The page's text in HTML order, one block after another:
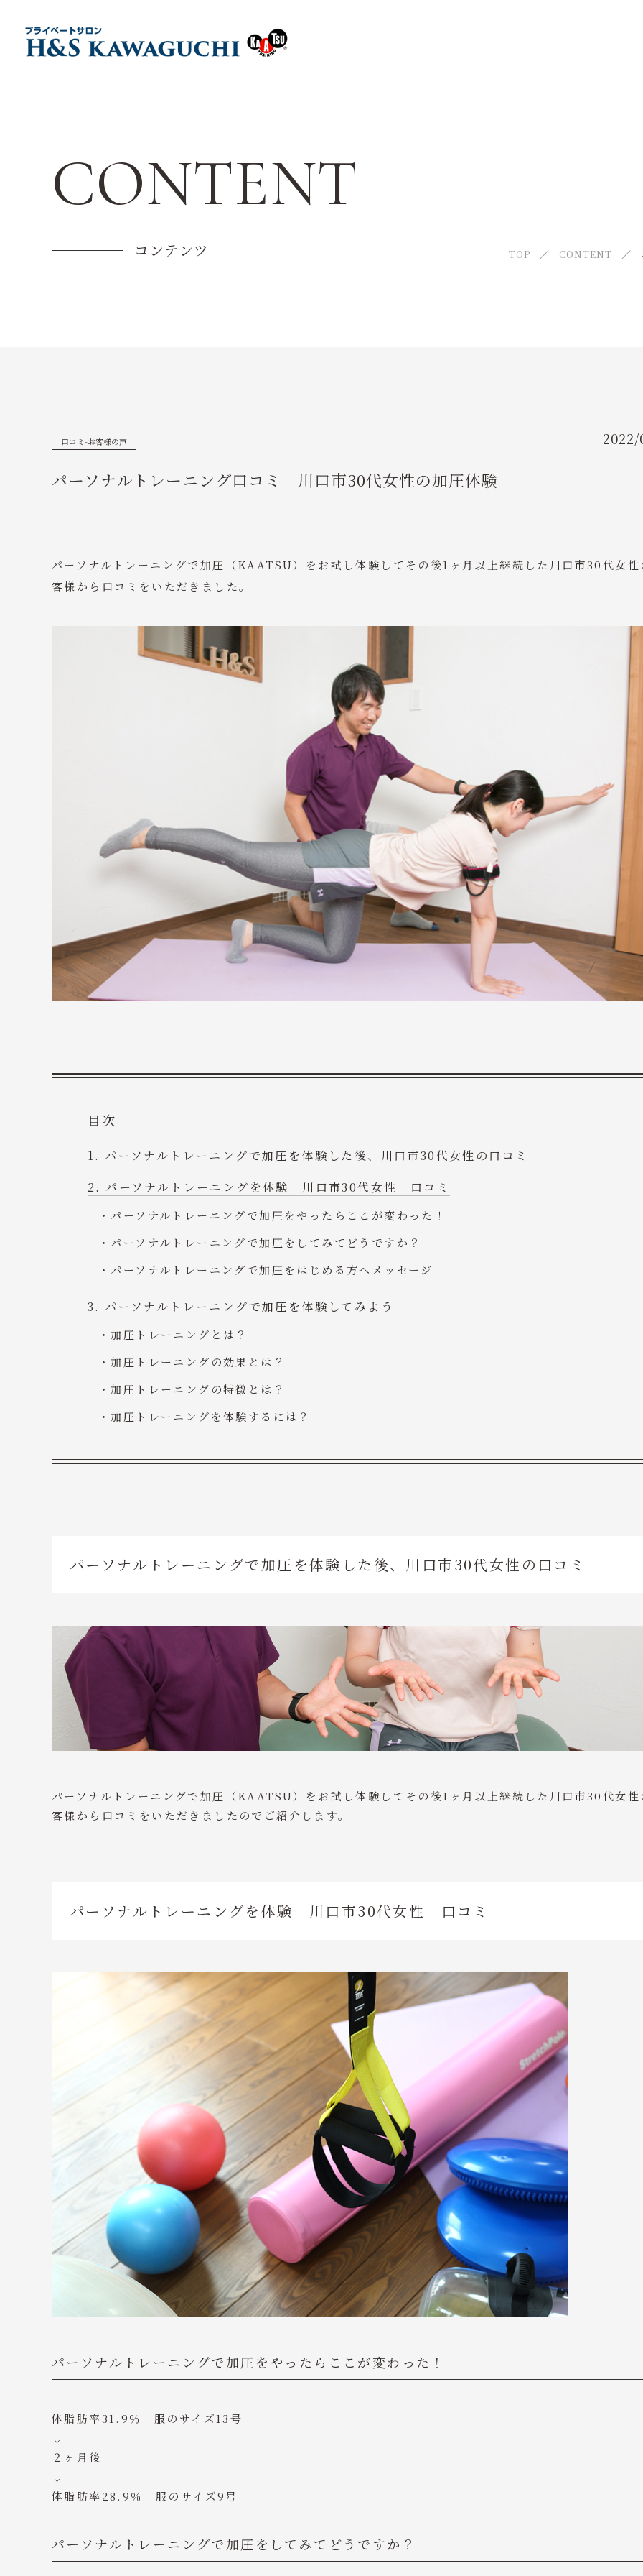
CAMPAIGN
TRAINER
CONTENT
コンテンツ TOP CONTENT
口コミ-お客様の声
パーソナルトレーニング口コミ 川口市30代女性の加圧体験
パーソナルトレーニングで加圧（KAATSU）をお試し体験してその後1ヶ月以上継続した川口市30代女性
客様から口コミをいただきました。
目次
パーソナルトレーニングで加圧を体験した後、川口市30代女性の口コミ
パーソナルトレーニングを体験 川口市30代女性 口コミ
パーソナルトレーニングで加圧をやったらここが変わった！
パーソナルトレーニングで加圧をしてみてどうですか？
パーソナルトレーニングで加圧をはじめる方へメッセージ
パーソナルトレーニングで加圧を体験してみよう
加圧トレーニングとは？
加圧トレーニングの効果とは？
加圧トレーニングの特徴とは？
加圧トレーニングを体験するには？
パーソナルトレーニングで加圧を体験した後、川口市30代女性の口コミ
パーソナルトレーニングで加圧（KAATSU）をお試し体験してその後1ヶ月以上継続した川口市30代女性
客様から口コミをいただきましたのでご紹介します。
パーソナルトレーニングを体験 川口市30代女性 口コミ
パーソナルトレーニングで加圧をやったらここが変わった！
体脂肪率31.9％ 服のサイズ13号
↓
２ヶ月後
↓
体脂肪率28.9％ 服のサイズ9号
パーソナルトレーニングで加圧をしてみてどうですか？